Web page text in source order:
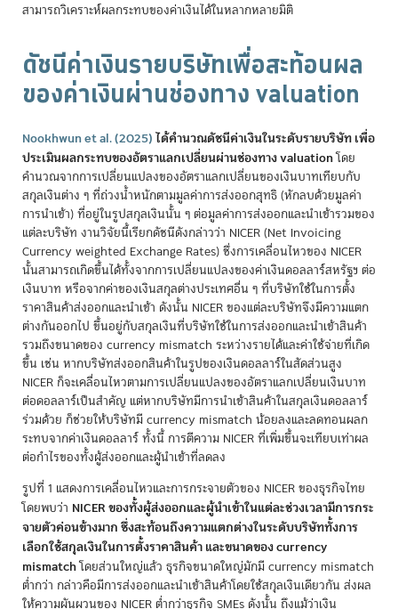
สามารถวิเคราะห์ผลกระทบของค่าเงินได้ในหลากหลายมิติ
ดัชนีค่าเงินรายบริษัทเพื่อสะท้อนผล
ของค่าเงินผ่านช่องทาง valuation
Nookhwun et al. (2025)ได้คำนวณดัชนีค่าเงินในระดับรายบริษัท เพื่อ
ประเมินผลกระทบของอัตราแลกเปลี่ยนผ่านช่องทาง valuationโดย
คำนวณจากการเปลี่ยนแปลงของอัตราแลกเปลี่ยนของเงินบาทเทียบกับ
สกุลเงินต่าง ๆ ที่ถ่วงน้ำหนักตามมูลค่าการส่งออกสุทธิ (หักลบด้วยมูลค่า
การนำเข้า) ที่อยู่ในรูปสกุลเงินนั้น ๆ ต่อมูลค่าการส่งออกและนำเข้ารวมของ
แต่ละบริษัท งานวิจัยนี้เรียกดัชนีดังกล่าวว่า NICER (Net Invoicing
Currency weighted Exchange Rates) ซึ่งการเคลื่อนไหวของ NICER
นั้นสามารถเกิดขึ้นได้ทั้งจากการเปลี่ยนแปลงของค่าเงินดอลลาร์สหรัฐฯ ต่อ
เงินบาท หรือจากค่าของเงินสกุลต่างประเทศอื่น ๆ ที่บริษัทใช้ในการตั้ง
ราคาสินค้าส่งออกและนำเข้า ดังนั้น NICER ของแต่ละบริษัทจึงมีความแตก
ต่างกันออกไป ขึ้นอยู่กับสกุลเงินที่บริษัทใช้ในการส่งออกและนำเข้าสินค้า
รวมถึงขนาดของ currency mismatch ระหว่างรายได้และค่าใช้จ่ายที่เกิด
ขึ้น เช่น หากบริษัทส่งออกสินค้าในรูปของเงินดอลลาร์ในสัดส่วนสูง
NICER ก็จะเคลื่อนไหวตามการเปลี่ยนแปลงของอัตราแลกเปลี่ยนเงินบาท
ต่อดอลลาร์เป็นสำคัญ แต่หากบริษัทมีการนำเข้าสินค้าในสกุลเงินดอลลาร์
ร่วมด้วย ก็ช่วยให้บริษัทมี currency mismatch น้อยลงและลดทอนผลก
ระทบจากค่าเงินดอลลาร์ ทั้งนี้ การตีความ NICER ที่เพิ่มขึ้นจะเทียบเท่าผล
ต่อกำไรของทั้งผู้ส่งออกและผู้นำเข้าที่ลดลง
รูปที่ 1 แสดงการเคลื่อนไหวและการกระจายตัวของ NICER ของธุรกิจไทย
โดยพบว่า NICER ของทั้งผู้ส่งออกและผู้นำเข้าในแต่ละช่วงเวลามีการกระ
จายตัวค่อนข้างมาก ซึ่งสะท้อนถึงความแตกต่างในระดับบริษัททั้งการ
เลือกใช้สกุลเงินในการตั้งราคาสินค้า และขนาดของ currency
mismatchโดยส่วนใหญ่แล้ว ธุรกิจขนาดใหญ่มักมี currency mismatch
ต่ำกว่า กล่าวคือมีการส่งออกและนำเข้าสินค้าโดยใช้สกุลเงินเดียวกัน ส่งผล
ให้ความผันผวนของ NICER ต่ำกว่าธุรกิจ SMEs ดังนั้น ถึงแม้ว่าเงิน